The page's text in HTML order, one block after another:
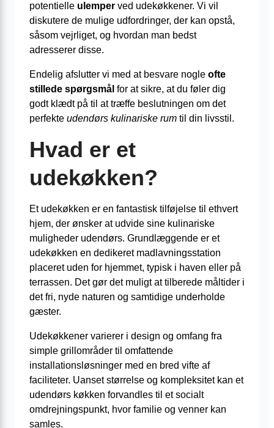
potentielle ulemper ved udekøkkener. Vi vil
diskutere de mulige udfordringer, der kan opstå,
såsom vejrliget, og hvordan man bedst
adresserer disse.
Endelig afslutter vi med at besvare nogle ofte
stillede spørgsmål for at sikre, at du føler dig
godt klædt på til at træffe beslutningen om det
perfekte udendørs kulinariske rum til din livsstil.
Hvad er et
udekøkken?
Et udekøkken er en fantastisk tilføjelse til ethvert
hjem, der ønsker at udvide sine kulinariske
muligheder udendørs. Grundlæggende er et
udekøkken en dedikeret madlavningsstation
placeret uden for hjemmet, typisk i haven eller på
terrassen. Det gør det muligt at tilberede måltider i
det fri, nyde naturen og samtidige underholde
gæster.
Udekøkkener varierer i design og omfang fra
simple grillområder til omfattende
installationsløsninger med en bred vifte af
faciliteter. Uanset størrelse og kompleksitet kan et
udendørs køkken forvandles til et socialt
omdrejningspunkt, hvor familie og venner kan
samles.